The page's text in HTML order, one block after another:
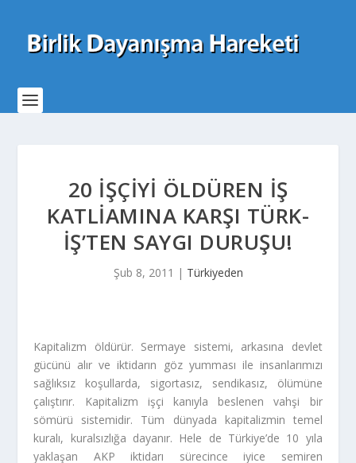
20 IŞÇIYI ÖLDÜREN IŞ
KATLIAMINA KARŞI TÜRK-
İŞ’TEN SAYGI DURUŞU!
Şub 8, 2011 | Türkiyeden
Kapitalizm öldürür. Sermaye sistemi, arkasına devlet
gücünü alır ve iktidarın göz yumması ile insanlarımızı
sağlıksız koşullarda, sigortasız, sendikasız, ölümüne
çalıştırır. Kapitalizm işçi kanıyla beslenen vahşi bir
sömürü sistemidir. Tüm dünyada kapitalizmin temel
kuralı, kuralsızlığa dayanır. Hele de Türkiye’de 10 yıla
yaklaşan AKP iktidarı sürecince iyice semiren